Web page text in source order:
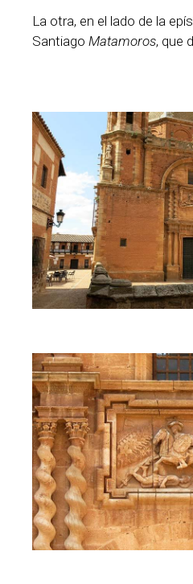
La otra, en el lado de la
Santiago Matamoros, que